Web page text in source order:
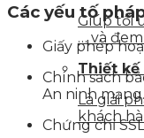
Giúp tối
… và
Thiết kế
Là giải
khách
Các yếu tố
Giấy phép
Chính sách
An ninh mạng.
Chứng chỉ